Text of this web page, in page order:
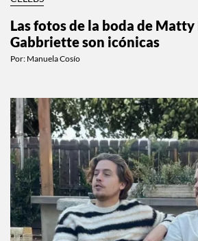
Las fotos de la boda de
Gabbriette son icónicas
Por: Manuela Cosío